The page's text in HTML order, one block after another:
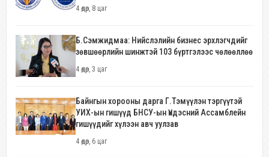
4 өдөр, 8 цаг
Б.Сэмжидмаа: Нийслэлийн бизнес эрхлэгчдийг
зөвшөөрлийн шинжтэй 103 бүртгэлээс чөлөөллөө
4 өдөр, 3 цаг
Байнгын хорооны дарга Г.Тэмүүлэн тэргүүтэй
УИХ-ын гишүүд БНСУ-ын Үндэсний Ассамблейн
гишүүдийг хүлээн авч уулзав
4 өдөр, 6 цаг